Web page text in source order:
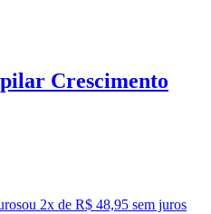
Crescimento
ou 2x de R$ 48,95 sem juros